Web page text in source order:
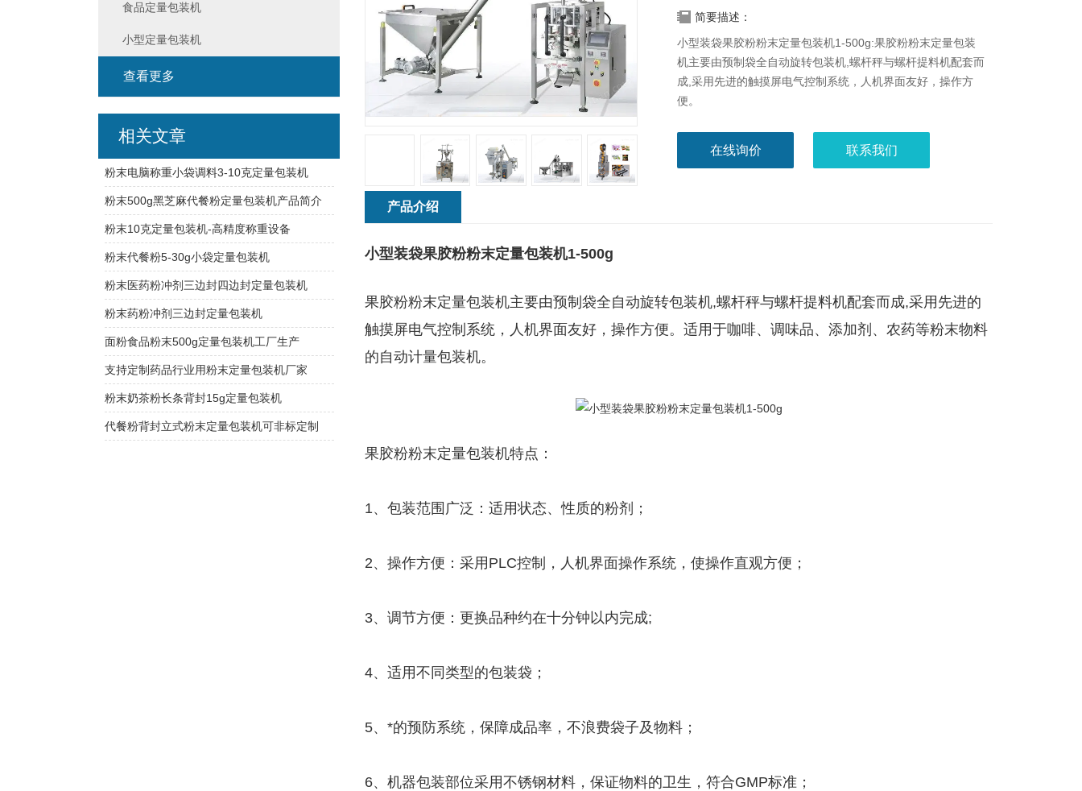
简要描述：
小型装袋果胶粉粉末定量包装机1-500g:果胶粉粉末定量包装
机​主要由预制袋全自动旋转包装机,螺杆秤与螺杆提料机配套而
成,采用先进的触摸屏电气控制系统，人机界面友好，操作方
便。
在线询价 联系我们
产品介绍
小型装袋果胶粉粉末定量包装机1-500g
果胶粉粉末定量包装机主要由预制袋全自动旋转包装机,螺杆秤与螺杆提料机配套而成,采用先进的
触摸屏电气控制系统，人机界面友好，操作方便。适用于咖啡、调味品、添加剂、农药等粉末物料
的自动计量包装机。
果胶粉粉末定量包装机特点：
1、包装范围广泛：适用状态、性质的粉剂；
2、操作方便：采用PLC控制，人机界面操作系统，使操作直观方便；
3、调节方便：更换品种约在十分钟以内完成;
4、适用不同类型的包装袋；
5、*的预防系统，保障成品率，不浪费袋子及物料；
6、机器包装部位采用不锈钢材料，保证物料的卫生，符合GMP标准；
食品定量包装机
小型定量包装机
查看更多
相关文章
粉末电脑称重小袋调料3-10克定量包装机
粉末500g黑芝麻代餐粉定量包装机产品简介
粉末10克定量包装机-高精度称重设备
粉末代餐粉5-30g小袋定量包装机
粉末医药粉冲剂三边封四边封定量包装机
粉末药粉冲剂三边封定量包装机
面粉食品粉末500g定量包装机工厂生产
支持定制药品行业用粉末定量包装机厂家
粉末奶茶粉长条背封15g定量包装机
代餐粉背封立式粉末定量包装机可非标定制